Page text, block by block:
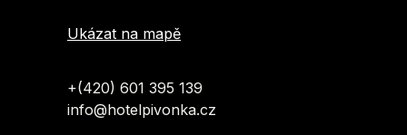
Ukázat na mapě
+(420) 601 395 139
info@hotelpivonka.cz